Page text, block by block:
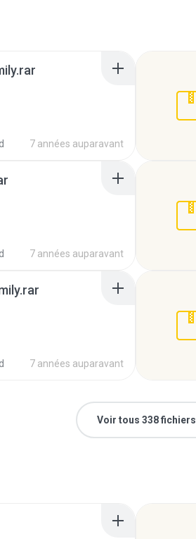
7 années auparavant
7 années auparavant
7 années auparavant
Voir tous 338 fichiers